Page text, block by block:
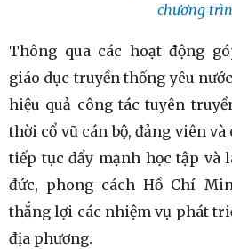
chương
Thông qua các hoạt động
giáo dục truyền thống yêu
hiệu quả công tác tuyên
thời cổ vũ cán bộ, đảng viên
tiếp tục đẩy mạnh học tập và
đức, phong cách Hồ Chí
thắng lợi các nhiệm vụ phát
địa phương.